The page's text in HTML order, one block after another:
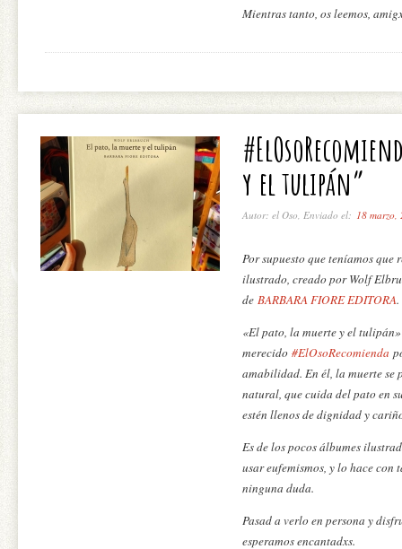
Mientras tanto, os leemos,
y el tulipán”
Autor: el Oso, Enviado el: 18 marzo,
Por supuesto que teníamos
ilustrado, creado por Wolf
de BARBARA FIORE EDITORA.
«El pato, la muerte y el tulipán»
merecido #ElOsoRecomienda
amabilidad. En él, la muerte se
natural, que cuida del pato en
estén llenos de dignidad y
Es de los pocos álbumes
usar eufemismos, y lo hace con
ninguna duda.
Pasad a verlo en persona y
esperamos encantadxs.